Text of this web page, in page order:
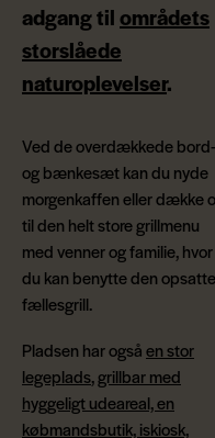
adgang tilområdets
storslåede
naturoplevelser.
Ved de overdækkede bord-
og bænkesæt kan du nyde
morgenkaffen eller dække
til den helt store grillmenu
med venner og familie, hvor
du kan benytte den opsatte
fællesgrill.
Pladsen har ogsåen stor
legeplads,grillbar med
hyggeligt udeareal, en
købmandsbutik, iskiosk,